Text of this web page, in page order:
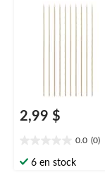
2,99 $
0.0 (0)
étoile(s)
6 en stock